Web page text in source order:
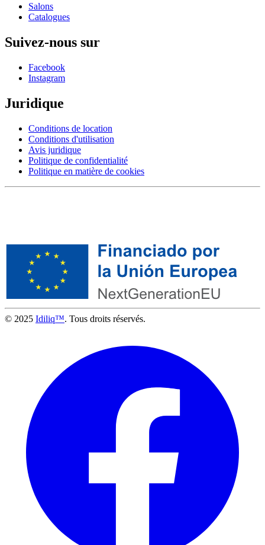
Salons
Catalogues
Suivez-nous sur
Facebook
Instagram
Juridique
Conditions de location
Conditions d'utilisation
Avis juridique
Politique de confidentialité
Politique en matière de cookies
© 2025 Idiliq™. Tous droits réservés.